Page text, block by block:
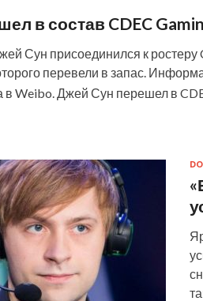
в состав CDEC
Сун присоединился к ростеру
перевели в запас.
в Weibo. Джей Сун перешел в